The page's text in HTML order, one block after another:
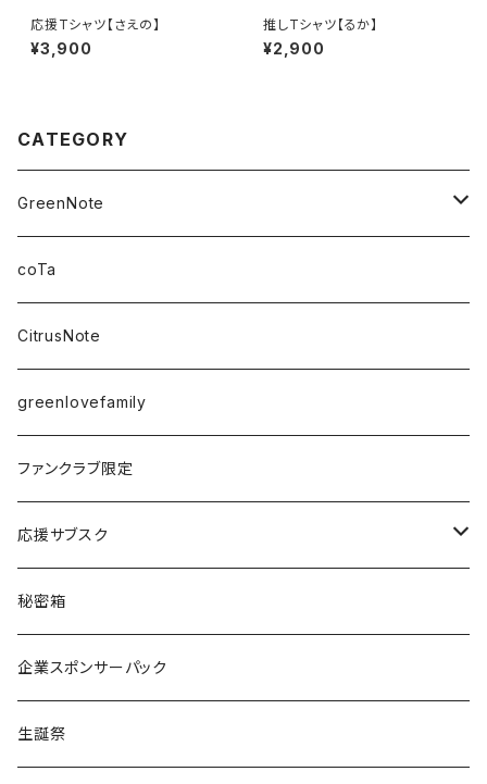
応援Tシャツ【さえの】
¥3,900
推しTシャツ【るか】
¥2,900
CATEGORY
GreenNote
さえの
愛乃茉央
虹海ぽんず
楽園うらら
りな
える
るか
coTa
CitrusNote
greenlovefamily
ファンクラブ限定
応援サブスク
Green Note
Citrus Note
coTa
秘密箱
企業スポンサーパック
生誕祭